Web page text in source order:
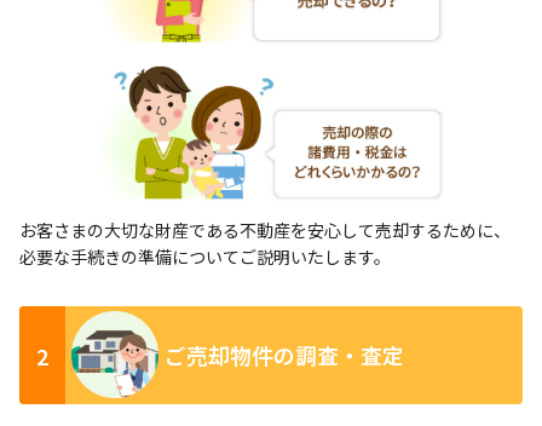
お客さまの大切な財産である不動産を安心して売却するために、
必要な手続きの準備についてご説明いたします。
2 ご売却物件の調査・査定